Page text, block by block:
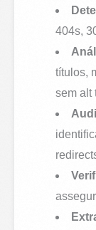
404s,
títulos,
sem alt